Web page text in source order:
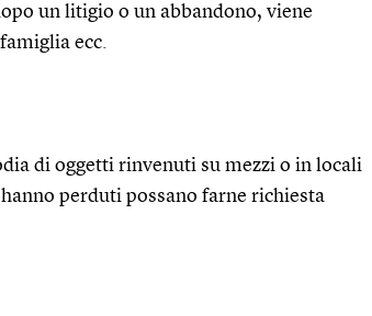
un litigio o un abbandono, viene
ecc.
di oggetti rinvenuti su mezzi o in locali
perduti possano farne richiesta